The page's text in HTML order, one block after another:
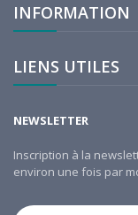
INFORMATION
LIENS UTILES
NEWSLETTER
Inscription à la
environ une fois par